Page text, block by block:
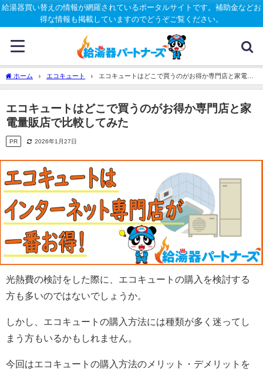
給湯器買い替えの情報が網羅されているポータルサイトです。補助金などお
得な情報も掲載していますのでどうぞご覧ください。
ホーム エコキュート
エコキュートはどこで買うのがお得か専門店と家電量
販店で比較してみた
エコキュートはどこで買うのがお得か専門店と家
電量販店で比較してみた
PR 2026年1月27日
光熱費の検討をした際に、エコキュートの購入を検討する
方も多いのではないでしょうか。
しかし、エコキュートの購入方法には種類が多く迷ってし
まう方もいるかもしれません。
今回はエコキュートの購入方法のメリット・デメリットを